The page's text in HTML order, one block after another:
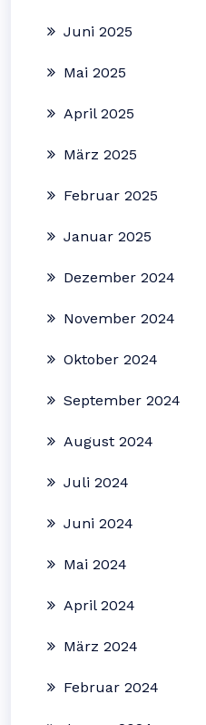
Juni 2025
Mai 2025
April 2025
März 2025
Februar 2025
Januar 2025
Dezember 2024
November 2024
Oktober 2024
September 2024
August 2024
Juli 2024
Juni 2024
Mai 2024
April 2024
März 2024
Februar 2024